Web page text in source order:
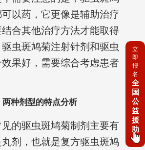
以药，它更像是辅助治疗
合其他治疗方法才能取得
虫斑鸠菊注射针剂和驱虫
果好，需要综合考虑患者
种剂型的特点分析
的驱虫斑鸠菊制剂主要有
剂，也就是复方驱虫斑鸠
立
即
报
名
全
国
公
益
援
助